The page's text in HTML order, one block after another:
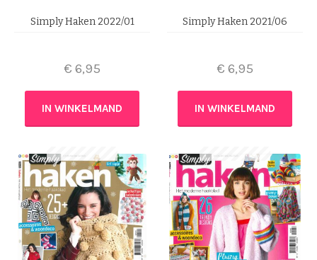
Simply Haken 2022/01
€ 6,95
IN WINKELMAND
Simply Haken 2021/06
€ 6,95
IN WINKELMAND